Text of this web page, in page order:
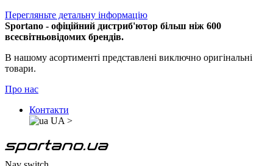
Перегляньте детальну інформацію
Sportano - офіційний дистриб'ютор більш ніж 600
всесвітньовідомих брендів.
В нашому асортименті представлені виключно оригінальні
товари.
Про нас
Контакти
UA >